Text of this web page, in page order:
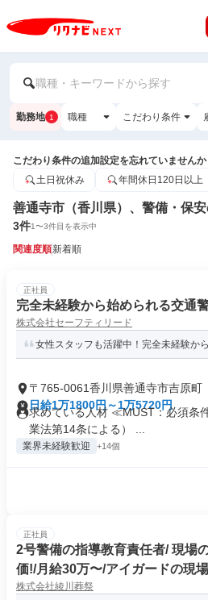
職種・キーワードから探す
勤務地 1 職種 こだわり条件
こだわり条件の追加設定を忘れていませんか
土日祝休み
年間休日120日以上
善通寺市（香川県）、警備・保
3件1〜3件目を表示中
関連度順新着順
正社員
完全未経験から始められる交通
株式会社セーフティリード
女性スタッフも活躍中！完全未経験か
〒765-0061香川県善通寺市吉原町
日給1万1800円～1万5720円
求めている人材 ≪MUST：必須条
業法第14条による） ...
業界未経験歓迎 +14個
正社員
2号警備の指導教育責任者/ 現場
価!/月給30万〜/アイガードの現
株式会社綾川葬祭